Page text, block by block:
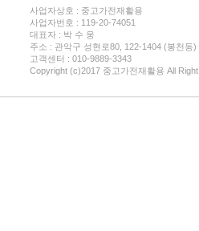
사업자상호 : 중고가전재활용
사업자번호 : 119-20-74051
대표자 : 박 수 웅
주소 : 관악구 성현로80, 122-1404 (봉천동)
고객센터 : 010-9889-3343
Copyright (c)2017 중고가전재활용 All